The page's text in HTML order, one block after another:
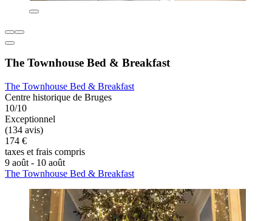
The Townhouse Bed & Breakfast
The Townhouse Bed & Breakfast
Centre historique de Bruges
10/10
Exceptionnel
(134 avis)
174 €
taxes et frais compris
9 août - 10 août
The Townhouse Bed & Breakfast